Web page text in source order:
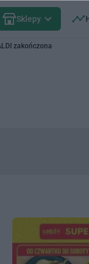
Sklepy
–
zakończona